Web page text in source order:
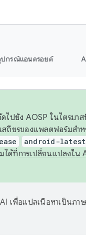
กรณ์แอนดรอยด์
ไปยัง AOSP ในไตรมา
ยรของแพลตฟอร์มสำห
android-
ได้ที่การเปลี่ยนแปลงใน
เพื่อแปลเนื้อหาเป็นภ